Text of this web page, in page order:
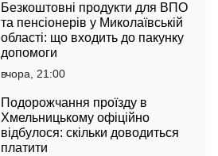
Безкоштовні продукти для ВПО
та пенсіонерів у Миколаївській
області: що входить до пакунку
допомоги
вчора, 21:00
Подорожчання проїзду в
Хмельницькому офіційно
відбулося: скільки доводиться
платити